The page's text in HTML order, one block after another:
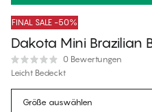
FINAL SALE -50%
Dakota Mini Brazilian
0 Bewertungen
Leicht Bedeckt
€37.95Regulärer Preis
Größe auswählen